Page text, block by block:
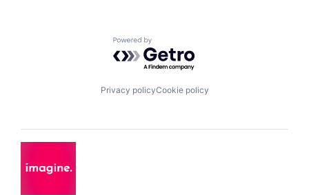
Powered by Getro.com
Privacy policyCookie policy